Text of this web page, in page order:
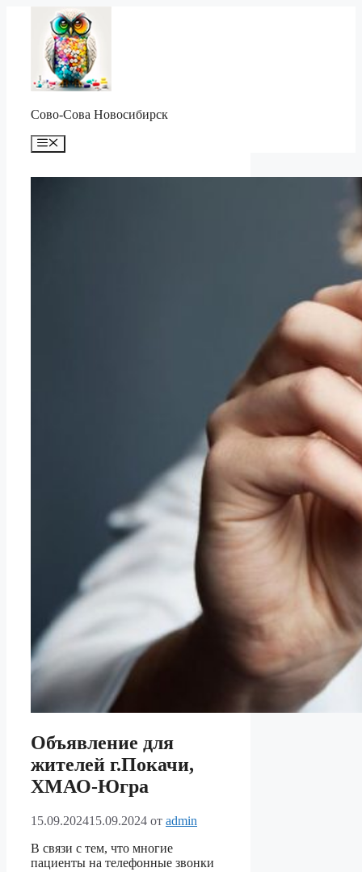
содержимому
Сово-Сова Новосибирск
Меню
Объявление для
жителей г.Покачи,
ХМАО-Югра
15.09.202415.09.2024 от admin
В связи с тем, что многие
пациенты на телефонные звонки